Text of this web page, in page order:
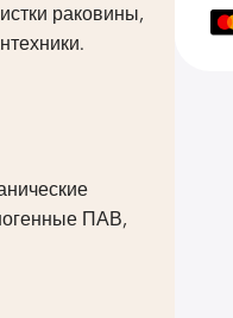
раковины,
ПАВ,